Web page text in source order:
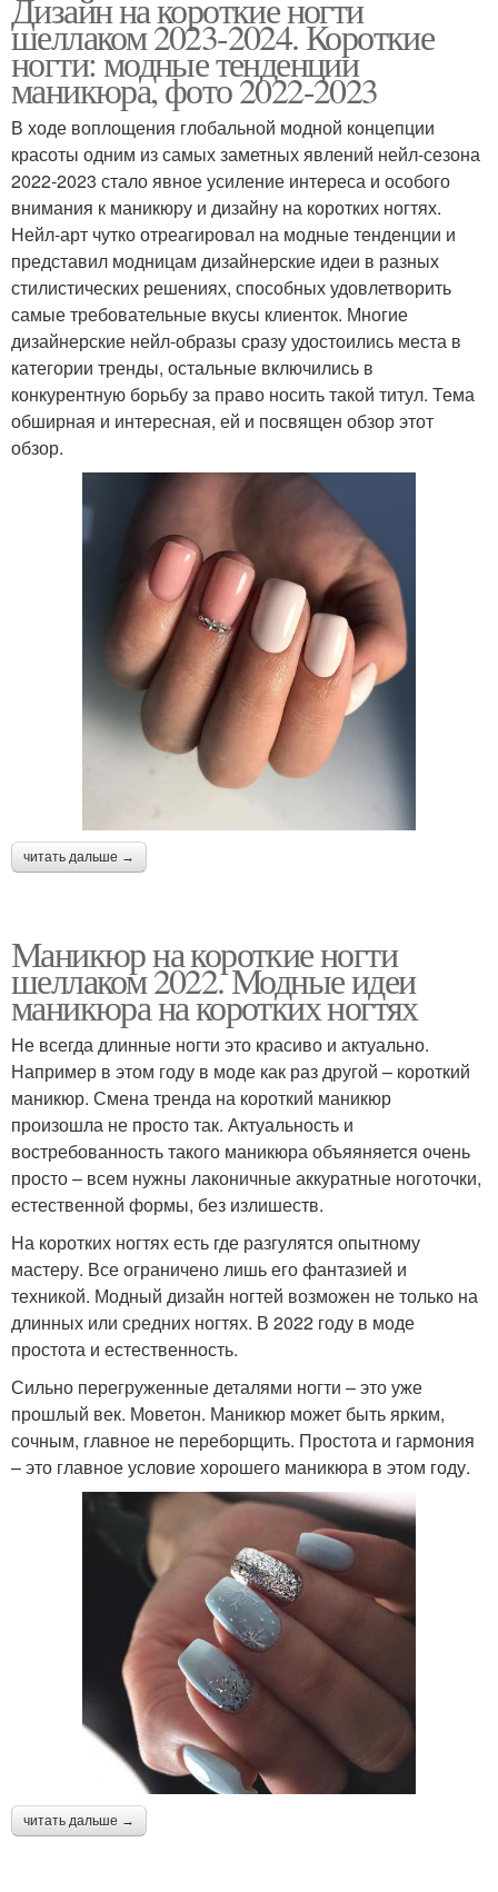
Дизайн на короткие ногти
шеллаком 2023-2024. Короткие
ногти: модные тенденции
маникюра, фото 2022-2023
В ходе воплощения глобальной модной концепции
красоты одним из самых заметных явлений нейл-сезона
2022-2023 стало явное усиление интереса и особого
внимания к маникюру и дизайну на коротких ногтях.
Нейл-арт чутко отреагировал на модные тенденции и
представил модницам дизайнерские идеи в разных
стилистических решениях, способных удовлетворить
самые требовательные вкусы клиенток. Многие
дизайнерские нейл-образы сразу удостоились места в
категории тренды, остальные включились в
конкурентную борьбу за право носить такой титул. Тема
обширная и интересная, ей и посвящен обзор этот
обзор.
читать дальше →
Маникюр на короткие ногти
шеллаком 2022. Модные идеи
маникюра на коротких ногтях
Не всегда длинные ногти это красиво и актуально.
Например в этом году в моде как раз другой – короткий
маникюр. Смена тренда на короткий маникюр
произошла не просто так. Актуальность и
востребованность такого маникюра объяяняется очень
просто – всем нужны лаконичные аккуратные ноготочки,
естественной формы, без излишеств.
На коротких ногтях есть где разгулятся опытному
мастеру. Все ограничено лишь его фантазией и
техникой. Модный дизайн ногтей возможен не только на
длинных или средних ногтях. В 2022 году в моде
простота и естественность.
Сильно перегруженные деталями ногти – это уже
прошлый век. Моветон. Маникюр может быть ярким,
сочным, главное не переборщить. Простота и гармония
– это главное условие хорошего маникюра в этом году.
читать дальше →